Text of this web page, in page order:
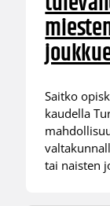
Saitko
kaudella
tai naisten